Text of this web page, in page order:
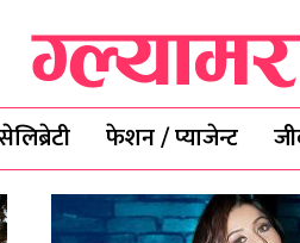
फेशन / प्याजेन्ट